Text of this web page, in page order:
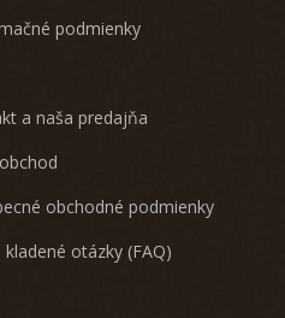
podmienky
a naša predajňa
obchodné podmienky
kladené otázky (FAQ)